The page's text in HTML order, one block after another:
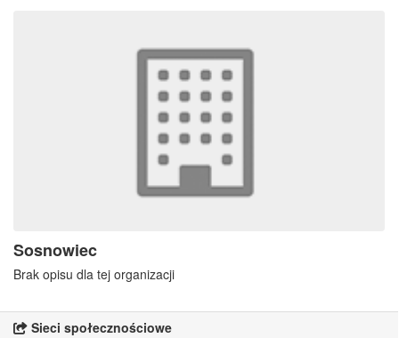
Sosnowiec
Brak opisu dla tej organizacji
Sieci społecznościowe